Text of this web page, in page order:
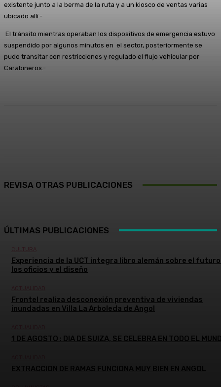
existente junto a la berma de la ruta y a un kiosco de ventas varias
ubicado allí.-
El tránsito mientras operaban los dispositivos de emergencia estuvo
suspendido por algunos minutos en el sector, posteriormente se
pudo transitar con restricciones y regulado el flujo vehicular por
Carabineros.-
REVISA OTRAS PUBLICACIONES
ÚLTIMAS PUBLICACIONES
CULTURA
Experiencia de la UCT integra libro alemán sobre el
los oficios y el diseño
Frontel realiza desconexión preventiva de viviendas
inundadas en Villa La Arboleda de Angol
1 DE AGOSTO : DIA DE SUIZA, SE CELEBRA EN TODO EL
EXTRACCION DE RAMAS FUNCIONA MUY BIEN EN ANGOL